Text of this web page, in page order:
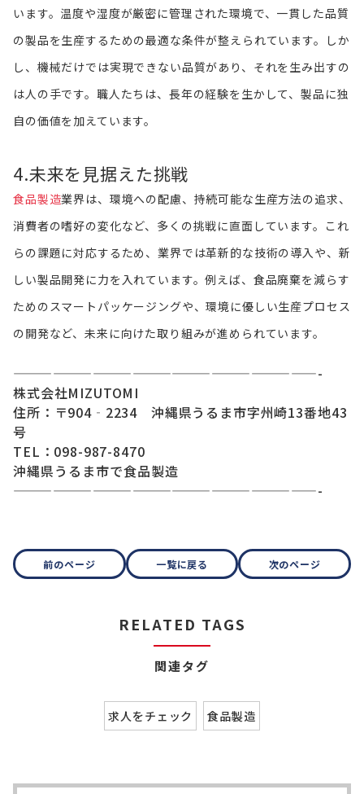
います。温度や湿度が厳密に管理された環境で、一貫した品質
の製品を生産するための最適な条件が整えられています。しか
し、機械だけでは実現できない品質があり、それを生み出すの
は人の手です。職人たちは、長年の経験を生かして、製品に独
自の価値を加えています。
4.未来を見据えた挑戦
食品製造業界は、環境への配慮、持続可能な生産方法の追求、
消費者の嗜好の変化など、多くの挑戦に直面しています。これ
らの課題に対応するため、業界では革新的な技術の導入や、新
しい製品開発に力を入れています。例えば、食品廃棄を減らす
ためのスマートパッケージングや、環境に優しい生産プロセス
の開発など、未来に向けた取り組みが進められています。
———————————————————————-
株式会社MIZUTOMI
住所：〒904‐2234 沖縄県うるま市字州崎13番地43
号
TEL：098-987-8470
沖縄県うるま市で食品製造
———————————————————————-
前のページ 一覧に戻る 次のページ
RELATED TAGS
関連タグ
求人をチェック 食品製造